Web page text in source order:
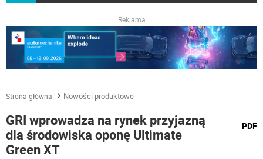
Reklama
Strona główna Nowości produktowe
GRI wprowadza na rynek przyjazną
dla środowiska oponę Ultimate
Green XT
PDF